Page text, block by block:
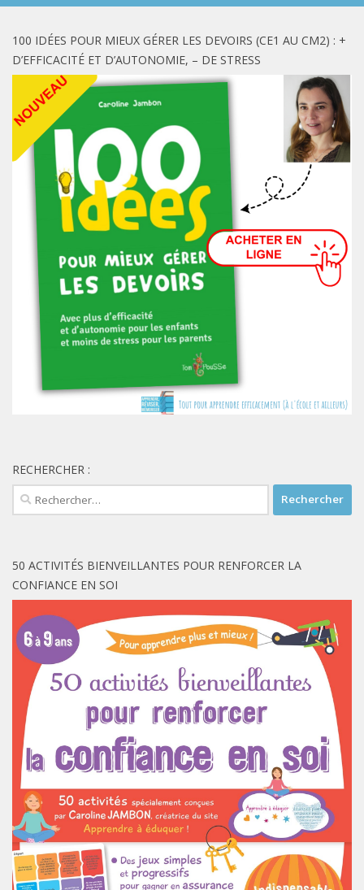
100 IDÉES POUR MIEUX GÉRER LES DEVOIRS (CE1 AU CM2) : +
D’EFFICACITÉ ET D’AUTONOMIE, – DE STRESS
RECHERCHER :
Rechercher :
50 ACTIVITÉS BIENVEILLANTES POUR RENFORCER LA
CONFIANCE EN SOI